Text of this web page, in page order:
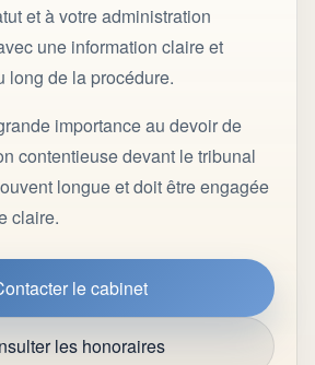
et à votre administration
une information claire et
long de la procédure.
importance au devoir de
contentieuse devant le tribunal
longue et doit être engagée
claire.
le cabinet
les honoraires